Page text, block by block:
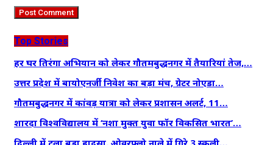
Top Stories
हर घर तिरंगा अभियान को लेकर गौतमबुद्धनगर में तैयारियां तेज,…
उत्तर प्रदेश में बायोएनर्जी निवेश का बड़ा मंच, ग्रेटर नोएडा…
गौतमबुद्धनगर में कांवड़ यात्रा को लेकर प्रशासन अलर्ट, 11…
शारदा विश्वविद्यालय में ‘नशा मुक्त युवा फॉर विकसित भारत’…
दिल्ली में टला बड़ा हादसा, ओवरफ्लो नाले में गिरे 3 स्कूली…